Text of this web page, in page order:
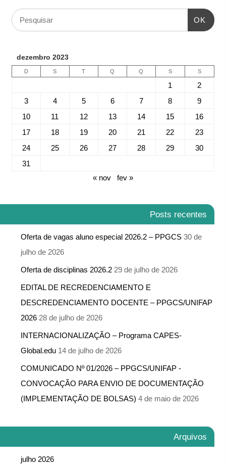
OK
dezembro 2023
D S T Q Q S S
1
2
3
4 5 6 7 8
9
10
11 12 13 14 15
16
17
18 19 20 21 22
23
24
25 26 27 28 29
30
31
« nov
fev »
Posts recentes
Oferta de vagas aluno especial 2026.2 – PPGCS 30 de
julho de 2026
Oferta de disciplinas 2026.2 29 de julho de 2026
EDITAL DE RECREDENCIAMENTO E
DESCREDENCIAMENTO DOCENTE – PPGCS/UNIFAP
2026 28 de julho de 2026
INTERNACIONALIZAÇÃO – Programa CAPES-
Global.edu 14 de julho de 2026
COMUNICADO Nº 01/2026 – PPGCS/UNIFAP -​
CONVOCAÇÃO PARA ENVIO DE DOCUMENTAÇÃO
(IMPLEMENTAÇÃO DE BOLSAS) 4 de maio de 2026
Arquivos
julho 2026